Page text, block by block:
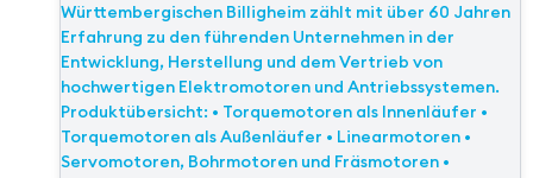
Württembergischen Billigheim zählt mit über 60 Jahren
Erfahrung zu den führenden Unternehmen in der
Entwicklung, Herstellung und dem Vertrieb von
hochwertigen Elektromotoren und Antriebssystemen.
Produktübersicht: • Torquemotoren als Innenläufer •
Torquemotoren als Außenläufer • Linearmotoren •
Servomotoren, Bohrmotoren und Fräsmotoren •